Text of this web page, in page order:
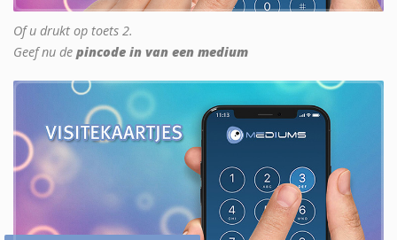
Of u drukt op toets 2.
Geef nu de pincode in van een medium